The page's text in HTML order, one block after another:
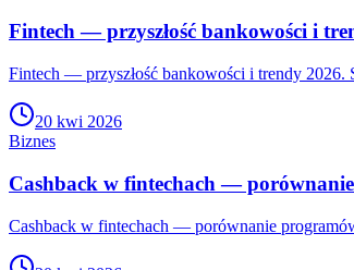
Fintech — przyszłość bankowości i
Fintech — przyszłość bankowości i trendy 2026.
20 kwi 2026
Biznes
Cashback w fintechach —
Cashback w fintechach — porównanie